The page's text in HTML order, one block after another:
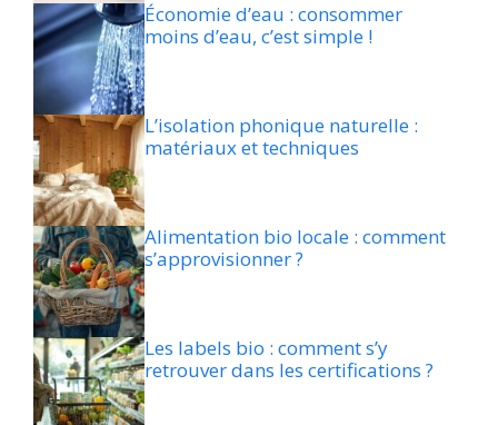
Économie d’eau : consommer
moins d’eau, c’est simple !
L’isolation phonique naturelle :
matériaux et techniques
Alimentation bio locale : comment
s’approvisionner ?
Les labels bio : comment s’y
retrouver dans les certifications ?